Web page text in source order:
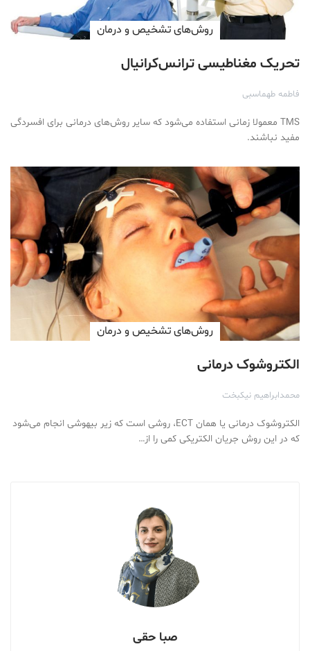
روش‌های تشخیص و درمان
تحریک مغناطیسی ترانس‌کرانیال
فاطمه طهماسبی
TMS معمولا زمانی استفاده می‌شود که سایر روش‌های درمانی برای افسردگی
مفید نباشند.
روش‌های تشخیص و درمان
الکتروشوک درمانی
محمدابراهیم نیکبخت
الکتروشوک درمانی یا همان ECT، روشی است که زیر بیهوشی انجام می‌شود
که در این روش جریان الکتریکی کمی را از…
صبا حقی